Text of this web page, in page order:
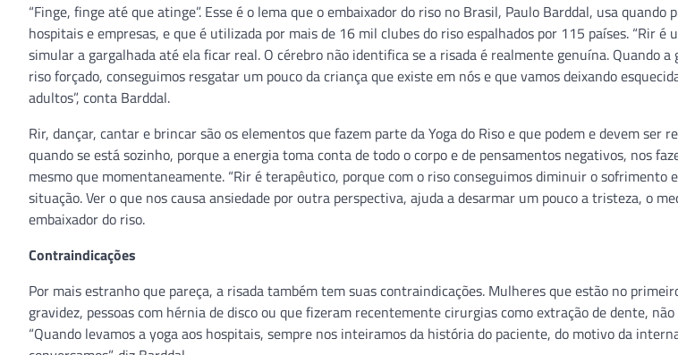
“Finge, finge até que atinge”. Esse é o lema que o embaixador do riso no Brasil, Paulo Barddal, usa quando
hospitais e empresas, e que é utilizada por mais de 16 mil clubes do riso espalhados por 115 países. “Rir é
simular a gargalhada até ela ficar real. O cérebro não identifica se a risada é realmente genuína. Quando
riso forçado, conseguimos resgatar um pouco da criança que existe em nós e que vamos deixando
adultos”, conta Barddal.
Rir, dançar, cantar e brincar são os elementos que fazem parte da Yoga do Riso e que podem e devem ser
quando se está sozinho, porque a energia toma conta de todo o corpo e de pensamentos negativos, nos
mesmo que momentaneamente. “Rir é terapêutico, porque com o riso conseguimos diminuir o sofrimento
situação. Ver o que nos causa ansiedade por outra perspectiva, ajuda a desarmar um pouco a tristeza, o
embaixador do riso.
Contraindicações
Por mais estranho que pareça, a risada também tem suas contraindicações. Mulheres que estão no
gravidez, pessoas com hérnia de disco ou que fizeram recentemente cirurgias como extração de dente,
“Quando levamos a yoga aos hospitais, sempre nos inteiramos da história do paciente, do motivo da